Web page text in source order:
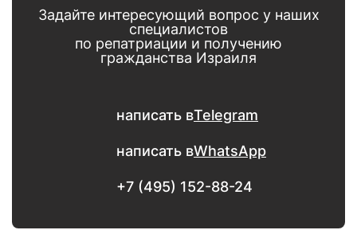
Задайте интересующий вопрос у наших
специалистов
по репатриации и получению
гражданства Израиля
написать вTelegram
написать вWhatsApp
+7 (495) 152-88-24